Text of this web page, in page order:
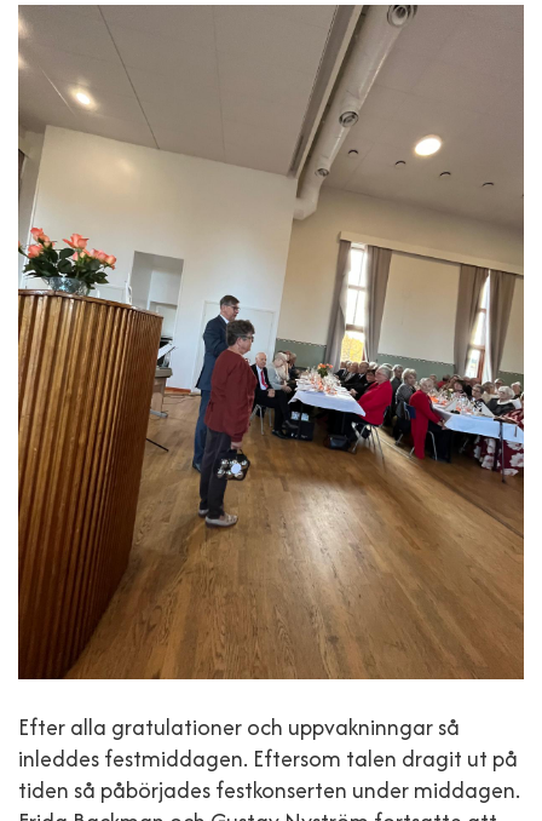
Efter alla gratulationer och uppvakninngar så
inleddes festmiddagen. Eftersom talen dragit ut på
tiden så påbörjades festkonserten under middagen.